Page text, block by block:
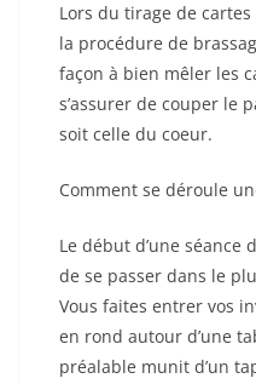
Lors du tirage de
la procédure de
façon à bien mêler les
s’assurer de couper le
soit celle du coeur.
Comment se déroule
Le début d’une séance
de se passer dans le
Vous faites entrer vos
en rond autour d’une
préalable munit d’un